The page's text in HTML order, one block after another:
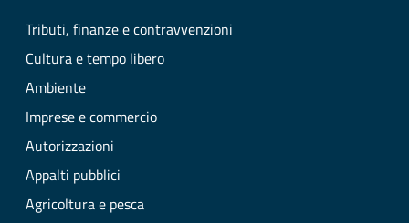
Tributi, finanze e contravvenzioni
Cultura e tempo libero
Ambiente
Imprese e commercio
Autorizzazioni
Appalti pubblici
Agricoltura e pesca